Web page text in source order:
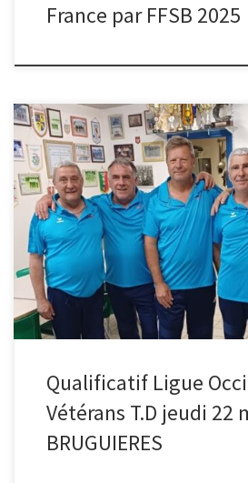
France par FFSB 2025
Vétérans occitanie équipes qualifiés
France à NYONS FONTANIE de
jory et SOLER d Aureilhan Délégué Jean
h
Qualificatif Ligue
Vétérans T.D jeudi 22
BRUGUIERES